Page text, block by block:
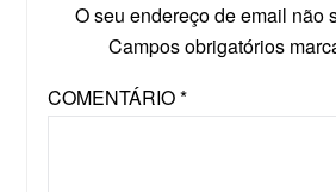
O seu endereço de email não
Campos obrigatórios
COMENTÁRIO*